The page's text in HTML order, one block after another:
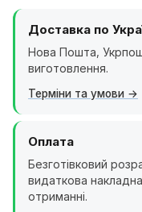
Доставка по
Нова Пошта,
виготовлення.
Терміни та умови
Оплата
Безготівковий
видаткова
отриманні.